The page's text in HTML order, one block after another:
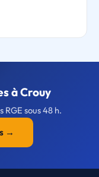
à Crouy
sous 48 h.
→